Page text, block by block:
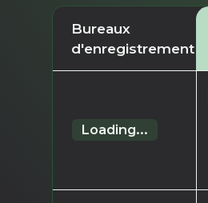
Bureaux
d'enregistrement
Loading...